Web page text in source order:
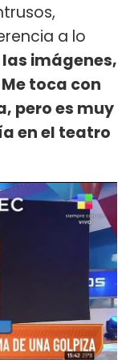
a lo
imágenes,
toca con
pero es muy
en el teatro